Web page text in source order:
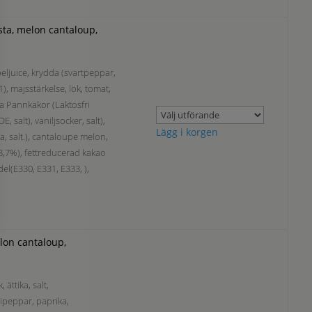
melon cantaloup,
krydda (svartpeppar,
majsstärkelse, lök, tomat,
Pannkakor (Laktosfri
salt), vaniljsocker, salt),
salt.), cantaloupe melon,
fettreducerad kakao
E331, E333, ),
Lägg i korgen
cantaloup,
ättika, salt,
paprika,